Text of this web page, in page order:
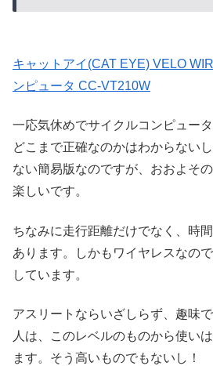
キャットアイ(CAT EYE) VELO
ンピュータ CC-VT210W
一応気休めでサイクルコンピュー
どこまで正確なのかはわからない
ない簡易版なのですが、おおよそ
楽しいです。
ちなみに走行距離だけでなく、時
あります。しかもワイヤレスなの
しています。
アスリートならいざしらず、趣味
人は、このレベルのものから使い
ます。そう高いものでもないし！